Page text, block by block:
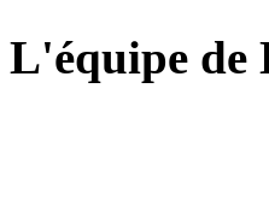
L'équipe de